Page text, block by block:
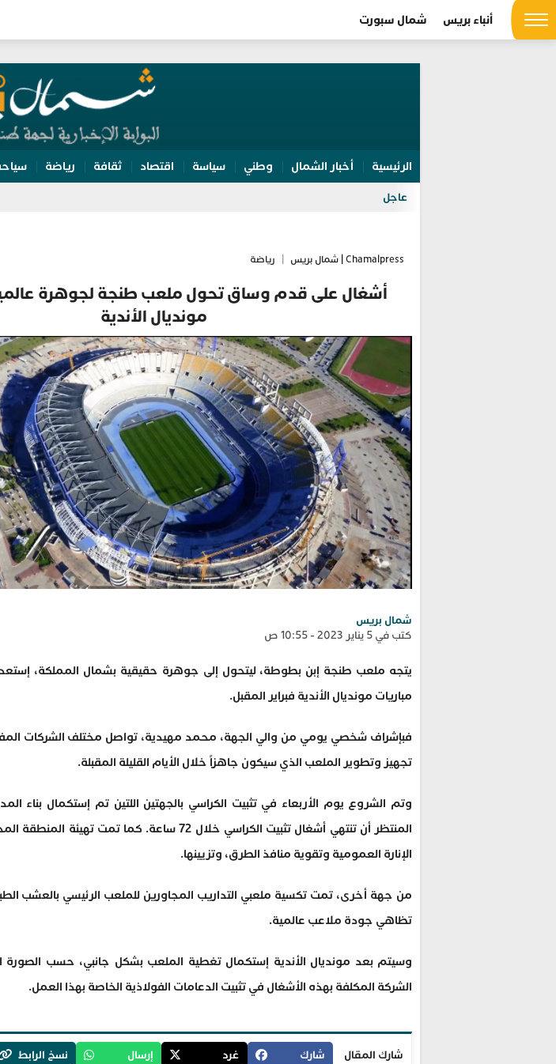
أنباء بريس شمال سبورت
الرئيسية أخبار الشمال وطني سياسة اقتصاد ثقافة رياضة
عاجل
Chamalpress | شمال بريس رياضة
أشغال على قدم وساق تحول ملعب طنجة لجوهرة
مونديال الأندية
شمال بريس
كتب في 5 يناير 2023 - 10:55 ص
يتجه ملعب طنجة إبن بطوطة، ليتحول إلى جوهرة حقيقية بشمال المملكة،
مباريات مونديال الأندية فبراير المقبل.
فبإشراف شخصي يومي من والي الجهة، محمد مهيدية، تواصل مختلف الشركات
تجهيز وتطوير الملعب الذي سيكون جاهزاً خلال الأيام القليلة المقبلة.
وتم الشروع يوم الأربعاء في تثبيت الكراسي بالجهتين اللتين تم إستكمال بناء
المنتظر أن تنتهي أشغال تثبيت الكراسي خلال 72 ساعة. كما تمت
الإنارة العمومية وتقوية منافذ الطرق، وتزيينها.
من جهة أخرى، تمت تكسية ملعبي التداريب المجاورين للملعب الرئيسي بالعشب
تظاهي جودة ملاعب عالمية.
وسيتم بعد مونديال الأندية إستكمال تغطية الملعب بشكل جانبي، حسب
الشركة المكلفة بهذه الأشغال في تثبيت الدعامات الفولاذية الخاصة بهذا العمل.
شارك المقال شارك غرد إرسال نسخ الرابط